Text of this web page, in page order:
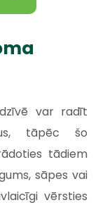
var radīt
tāpēc šo
tādiem
sāpes vai
vērsties